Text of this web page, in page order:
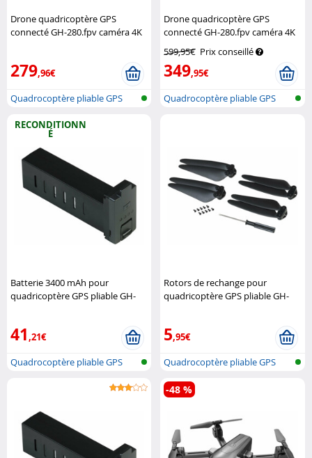
Drone quadricoptère GPS
connecté GH-280.fpv caméra 4K
279,96€
Quadrocoptère pliable GPS
Drone quadricoptère GPS
connecté GH-280.fpv caméra 4K
et capteur de distanceSimulus
599,95€ Prix conseillé
349,95€
Quadrocoptère pliable GPS
RECONDITIONN
É
Batterie 3400 mAh pour
quadricoptère GPS pliable GH-
41,21€
Quadrocoptère pliable GPS
Rotors de rechange pour
quadricoptère GPS pliable GH-
5,95€
Quadrocoptère pliable GPS
sans fil...
-48 %